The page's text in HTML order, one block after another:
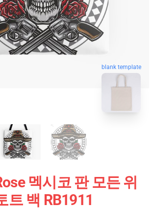
blank template
멕시코 판 모든 위
트 백 RB1911